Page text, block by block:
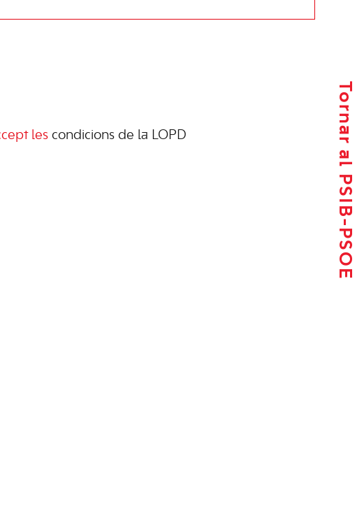
Tornar al PSIB-PSOE
lescondicions de la LOPD